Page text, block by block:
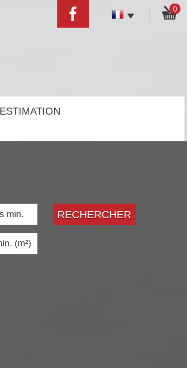
0
ESTIMATION
RECHERCHER